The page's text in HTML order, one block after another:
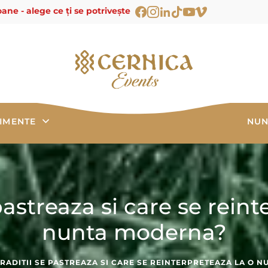
- alege ce ți se potrivește
si care se
nunta moderna?
SE PASTREAZA SI CARE SE REINTERPRETEAZA LA O